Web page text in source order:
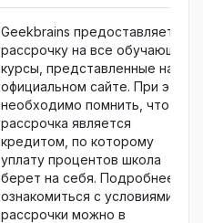
Geekbrains предоставляет
рассрочку на все обучающие
курсы, представленные на
официальном сайте. При этом
необходимо помнить, что
рассрочка является
кредитом, по которому
уплату процентов школа
берет на себя. Подробнее
ознакомиться с условиями
рассрочки можно в